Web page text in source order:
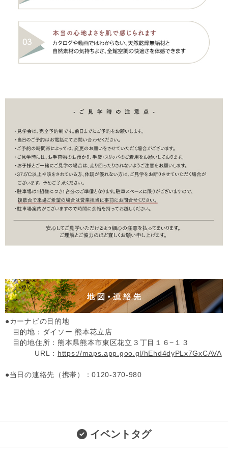
●カーナビの目的地
目的地：ダイソー 熊本花立店
目的地住所：熊本県熊本市東区花立３丁目１６−１３
URL： https://maps.app.goo.gl/hEhd4dyPLx7GxCAVA
●当日の連絡先（携帯）：0120-370-980
イベントタグ